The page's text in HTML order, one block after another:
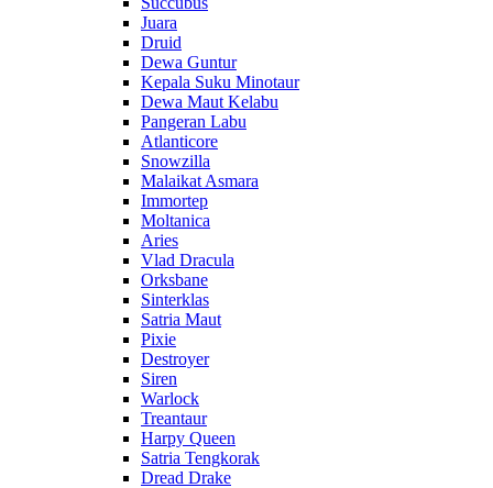
Juara
Druid
Dewa Guntur
Kepala Suku Minotaur
Dewa Maut Kelabu
Pangeran Labu
Atlanticore
Snowzilla
Malaikat Asmara
Immortep
Moltanica
Aries
Vlad Dracula
Orksbane
Sinterklas
Satria Maut
Pixie
Destroyer
Siren
Warlock
Treantaur
Harpy Queen
Satria Tengkorak
Dread Drake